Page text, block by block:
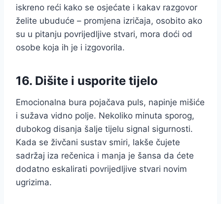
iskreno reći kako se osjećate i kakav razgovor
želite ubuduće – promjena izričaja, osobito ako
su u pitanju povrijedljive stvari, mora doći od
osobe koja ih je i izgovorila.
16. Dišite i usporite tijelo
Emocionalna bura pojačava puls, napinje mišiće
i sužava vidno polje. Nekoliko minuta sporog,
dubokog disanja šalje tijelu signal sigurnosti.
Kada se živčani sustav smiri, lakše čujete
sadržaj iza rečenica i manja je šansa da ćete
dodatno eskalirati povrijedljive stvari novim
ugrizima.